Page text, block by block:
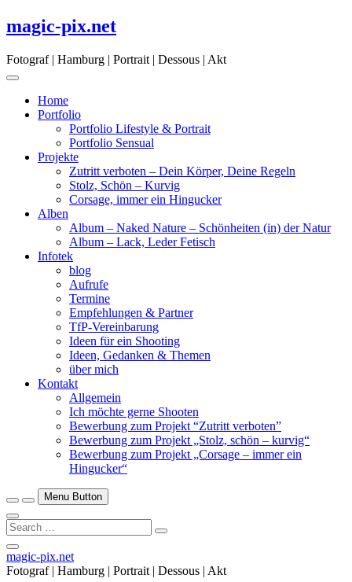
Skip
to
magic-pix.net
Fotograf | Hamburg | Portrait | Dessous | Akt
Home
Portfolio
Portfolio Lifestyle & Portrait
Portfolio Sensual
Projekte
Zutritt verboten – Dein Körper, Deine Regeln
Stolz, Schön – Kurvig
Corsage, immer ein Hingucker
Alben
Album – Naked Nature – Schönheiten (in) der Natur
Album – Lack, Leder Fetisch
Infotek
blog
Aufrufe
Termine
Empfehlungen & Partner
TfP-Vereinbarung
Ideen für ein Shooting
Ideen, Gedanken & Themen
über mich
Kontakt
Allgemein
Ich möchte gerne Shooten
Bewerbung zum Projekt “Zutritt verboten”
Bewerbung zum Projekt „Stolz, schön – kurvig“
Bewerbung zum Projekt „Corsage – immer ein
Hingucker“
Menu Button
Search
…
Close
Side
Menu
magic-pix.net
Fotograf | Hamburg | Portrait | Dessous | Akt